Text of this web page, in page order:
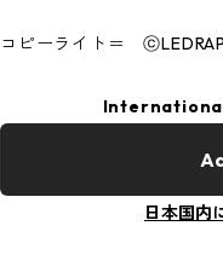
コピーライト＝
日本国内